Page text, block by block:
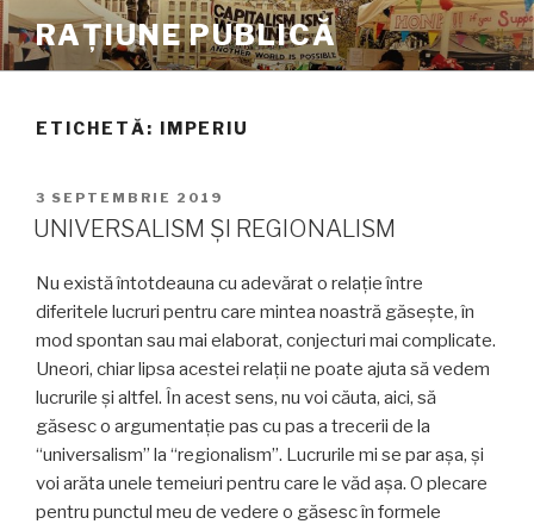
Sari
la
conținut
RAȚIUNE PUBLICĂ
ETICHETĂ: IMPERIU
PUBLICAT
PE
3 SEPTEMBRIE 2019
UNIVERSALISM ȘI REGIONALISM
Nu există întotdeauna cu adevărat o re­lație între
diferitele lucruri pentru care min­tea noastră găsește, în
mod spontan sau mai elaborat, conjecturi mai complicate.
Uneori, chiar lipsa acestei relații ne poate ajuta să vedem
lucrurile și altfel. În acest sens, nu voi căuta, aici, să
găsesc o argumen­tație pas cu pas a trecerii de la
“universalism” la “re­gionalism”. Lucrurile mi se par așa, și
voi arăta unele temeiuri pentru care le văd așa. O plecare
pentru punc­tul meu de vedere o găsesc în formele